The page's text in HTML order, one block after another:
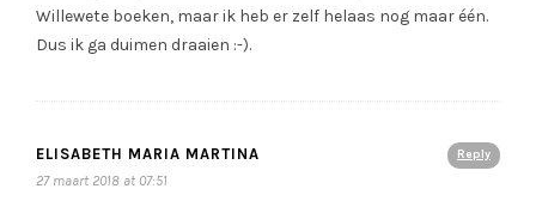
Willewete boeken, maar ik heb er zelf helaas nog maar één.
Dus ik ga duimen draaien :-).
Reply
ELISABETH MARIA MARTINA
27 maart 2018 at 07:51